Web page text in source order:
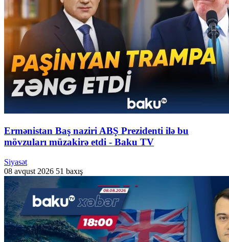
Ermənistan Baş naziri ABŞ Prezidenti ilə bu
mövzuları müzakirə etdi - Baku TV
Siyasət
08 avqust 2026 51 baxış